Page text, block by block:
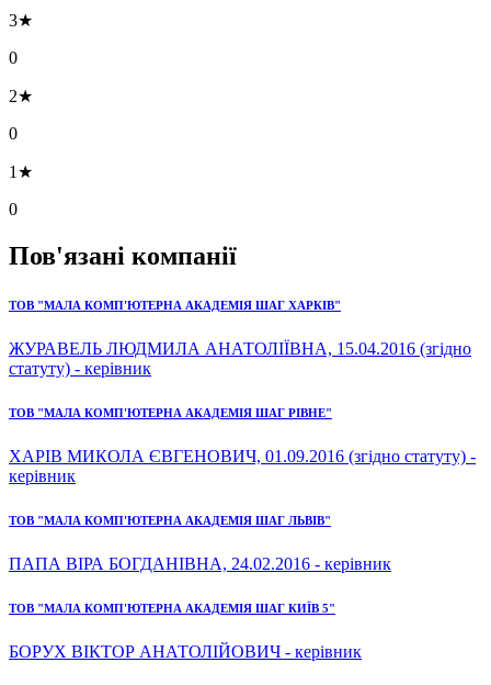
3★
0
2★
0
1★
0
Пов'язані компанії
ТОВ "МАЛА КОМП'ЮТЕРНА АКАДЕМІЯ ШАГ ХАРКІВ"
ЖУРАВЕЛЬ ЛЮДМИЛА АНАТОЛІЇВНА, 15.04.2016 (згідно
статуту) - керівник
ТОВ "МАЛА КОМП'ЮТЕРНА АКАДЕМІЯ ШАГ РІВНЕ"
ХАРІВ МИКОЛА ЄВГЕНОВИЧ, 01.09.2016 (згідно статуту) -
керівник
ТОВ "МАЛА КОМП'ЮТЕРНА АКАДЕМІЯ ШАГ ЛЬВІВ"
ПАПА ВІРА БОГДАНІВНА, 24.02.2016 - керівник
ТОВ "МАЛА КОМП'ЮТЕРНА АКАДЕМІЯ ШАГ КИЇВ 5"
БОРУХ ВІКТОР АНАТОЛІЙОВИЧ - керівник